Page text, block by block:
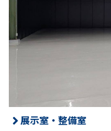
展示室・整備室